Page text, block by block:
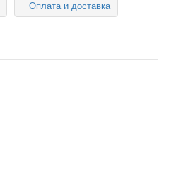
Оплата и доставка